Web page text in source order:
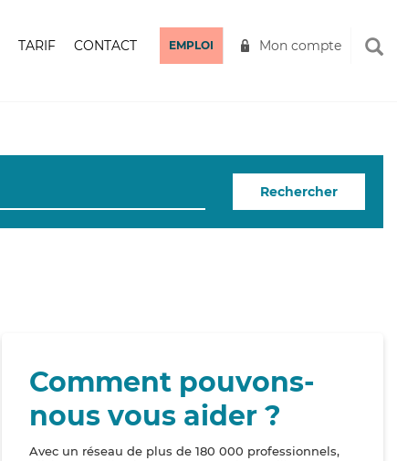
TARIF CONTACT EMPLOI Mon compte
Rechercher
Comment pouvons-
nous vous aider ?
Avec un réseau de plus de 180 000 professionnels,